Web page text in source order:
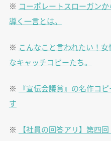
※ コーポレートスローガン
導く一言とは。
※ こんなこと言われたい！
なキャッチコピーたち。
※
『宣伝会議賞』の名作コ
す
※ 【社員の回答アリ】第四